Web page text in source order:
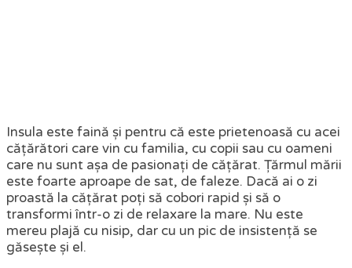
Insula este faină și pentru că este prietenoasă cu acei
cățărători care vin cu familia, cu copii sau cu oameni
care nu sunt așa de pasionați de cățărat. Țărmul mării
este foarte aproape de sat, de faleze. Dacă ai o zi
proastă la cățărat poți să cobori rapid și să o
transformi într-o zi de relaxare la mare. Nu este
mereu plajă cu nisip, dar cu un pic de insistență se
găsește și el.